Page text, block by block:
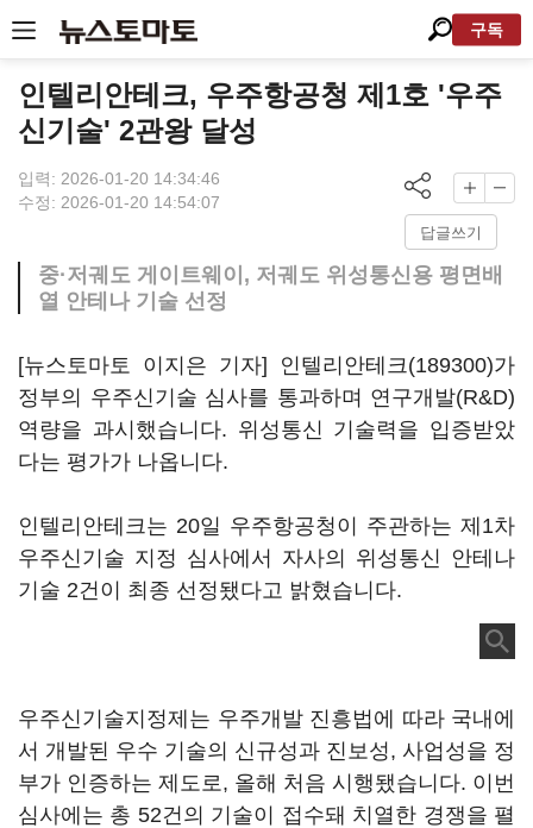
구독
인텔리안테크, 우주항공청 제1호 '우주
신기술' 2관왕 달성
입력: 2026-01-20 14:34:46
수정: 2026-01-20 14:54:07
답글쓰기
중·저궤도 게이트웨이, 저궤도 위성통신용 평면배
열 안테나 기술 선정
[뉴스토마토 이지은 기자] 인텔리안테크(189300)가
정부의 우주신기술 심사를 통과하며 연구개발(R&D)
역량을 과시했습니다. 위성통신 기술력을 입증받았
다는 평가가 나옵니다.
인텔리안테크는 20일 우주항공청이 주관하는 제1차
우주신기술 지정 심사에서 자사의 위성통신 안테나
기술 2건이 최종 선정됐다고 밝혔습니다.
우주신기술지정제는 우주개발 진흥법에 따라 국내에
서 개발된 우수 기술의 신규성과 진보성, 사업성을 정
부가 인증하는 제도로, 올해 처음 시행됐습니다. 이번
심사에는 총 52건의 기술이 접수돼 치열한 경쟁을 펼